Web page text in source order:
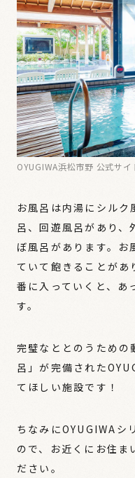
OYUGIWA浜松市野 公式サイ
お風呂は内湯にシル
呂、回遊風呂があり、
ぼ風呂があります。お
ていて飽きることが
番に入っていくと、あ
す。
完璧なととのうための
呂」が完備された
てほしい施設です！
ちなみにOYUGIWAシ
ので、お近くにお住ま
ださい。